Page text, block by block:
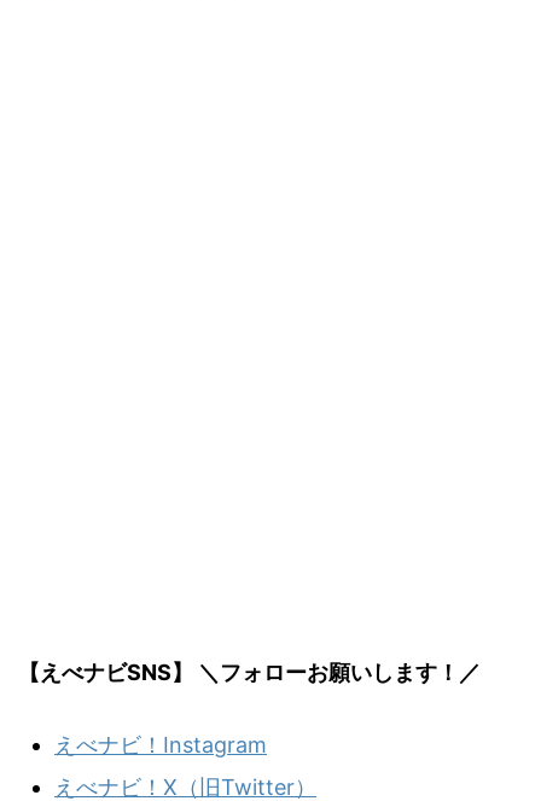
【えべナビSNS】 ＼フォローお願いします！／
えべナビ！Instagram
えべナビ！X（旧Twitter）